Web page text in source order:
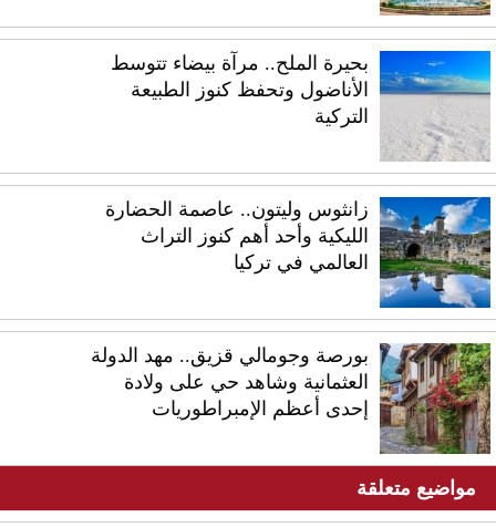
بحيرة الملح.. مرآة بيضاء تتوسط
الأناضول وتحفظ كنوز الطبيعة
التركية
زانثوس وليتون.. عاصمة الحضارة
الليكية وأحد أهم كنوز التراث
العالمي في تركيا
بورصة وجومالي قزيق.. مهد الدولة
العثمانية وشاهد حي على ولادة
إحدى أعظم الإمبراطوريات
مواضيع متعلقة